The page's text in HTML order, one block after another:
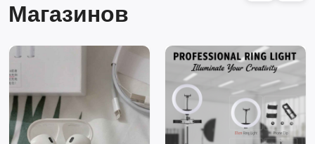
Магазинов